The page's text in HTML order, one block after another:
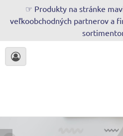
☞ Produkty na stránke
veľkoobchodných partnerov a